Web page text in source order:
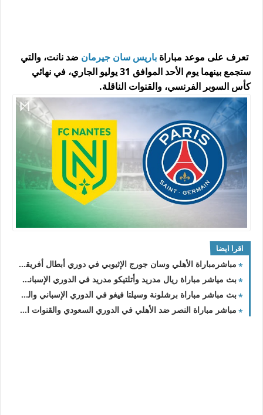
تعرف على موعد مباراة باريس سان جيرمان ضد نانت، والتي
ستجمع بينهما يوم الأحد الموافق 31 يوليو الجاري، في نهائي
كأس السوبر الفرنسي، والقنوات الناقلة.
اقرا ايضا
مباشرمباراة الأهلي وسان جورج الإثيوبي في دوري أبطال أفريقيا والقناة الناقلة
بث مياشر مباراة ريال مدريد وأتلتيكو مدريد في الدوري الإسباني 2024
بث مباشر مباراة برشلونة وسيلتا فيغو في الدوري الإسباني والقنوات الناقلة
مباشر مباراة النصر ضد الأهلي في الدوري السعودي والقنوات الناقلة